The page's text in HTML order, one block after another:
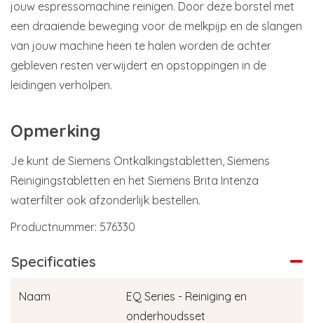
jouw espressomachine reinigen. Door deze borstel met
een draaiende beweging voor de melkpijp en de slangen
van jouw machine heen te halen worden de achter
gebleven resten verwijdert en opstoppingen in de
leidingen verholpen.
Opmerking
Je kunt de Siemens Ontkalkingstabletten, Siemens
Reinigingstabletten en het Siemens Brita Intenza
waterfilter ook afzonderlijk bestellen.
Productnummer: 576330
Specificaties
Naam
EQ Series - Reiniging en
onderhoudsset